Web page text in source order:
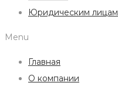
Юридическим лицам
Menu
Главная
О компании